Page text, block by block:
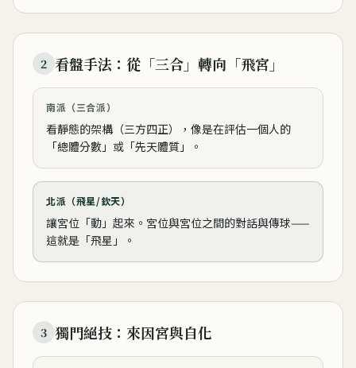
2 看盤手法：從「三合」轉向「飛宮」
南派（三合派）
看靜態的架構（三方四正），像是在評估一個人的
「總體分數」或「先天體質」。
北派（飛星/欽天）
讓宮位「動」起來。宮位與宮位之間的對話與傳球——
這就是「飛星」。
3 獨門絕技：來因宮與自化